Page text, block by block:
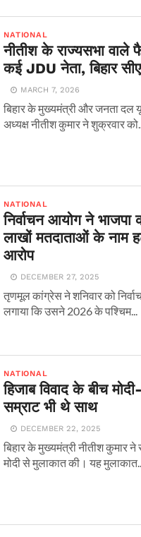
NATIONAL
नीतीश के राज्यसभा वाले
कई JDU नेता, बिहार
MARCH 7, 2026
बिहार के मुख्यमंत्री और जनता दल
अध्यक्ष नीतीश कुमार ने शुक्रवार
NATIONAL
निर्वाचन आयोग ने
लाखों मतदाताओं के नाम
आरोप
DECEMBER 27, 2025
तृणमूल कांग्रेस ने शनिवार को
लगाया कि उसने 2026 के पश्चिम...
NATIONAL
हिजाब विवाद के बीच
सम्राट भी थे साथ
DECEMBER 22, 2025
बिहार के मुख्यमंत्री नीतीश कुमार ने
मोदी से मुलाकात की। यह